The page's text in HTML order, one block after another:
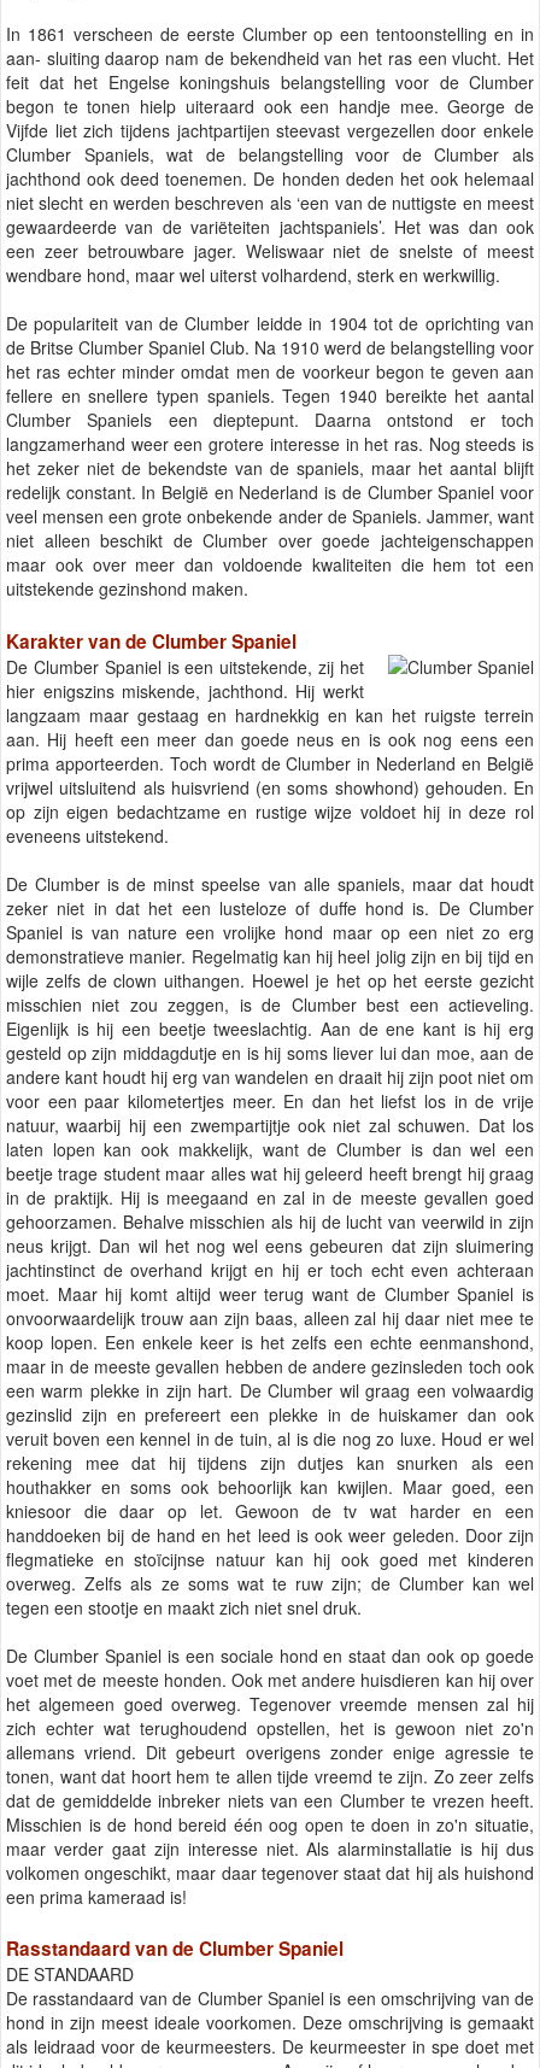
In 1861 verscheen de eerste Clumber op een tentoonstelling en in
aan- sluiting daarop nam de bekendheid van het ras een vlucht. Het
feit dat het Engelse koningshuis belangstelling voor de Clumber
begon te tonen hielp uiteraard ook een handje mee. George de
Vijfde liet zich tijdens jachtpartijen steevast vergezellen door enkele
Clumber Spaniels, wat de belangstelling voor de Clumber als
jachthond ook deed toenemen. De honden deden het ook helemaal
niet slecht en werden beschreven als ‘een van de nuttigste en meest
gewaardeerde van de variëteiten jachtspaniels’. Het was dan ook
een zeer betrouwbare jager. Weliswaar niet de snelste of meest
wendbare hond, maar wel uiterst volhardend, sterk en werkwillig.
De populariteit van de Clumber leidde in 1904 tot de oprichting van
de Britse Clumber Spaniel Club. Na 1910 werd de belangstelling voor
het ras echter minder omdat men de voorkeur begon te geven aan
fellere en snellere typen spaniels. Tegen 1940 bereikte het aantal
Clumber Spaniels een dieptepunt. Daarna ontstond er toch
langzamerhand weer een grotere interesse in het ras. Nog steeds is
het zeker niet de bekendste van de spaniels, maar het aantal blijft
redelijk constant. In België en Nederland is de Clumber Spaniel voor
veel mensen een grote onbekende ander de Spaniels. Jammer, want
niet alleen beschikt de Clumber over goede jachteigenschappen
maar ook over meer dan voldoende kwaliteiten die hem tot een
uitstekende gezinshond maken.
Karakter van de Clumber Spaniel
De Clumber Spaniel is een uitstekende, zij het
hier enigszins miskende, jachthond. Hij werkt
langzaam maar gestaag en hardnekkig en kan het ruigste terrein
aan. Hij heeft een meer dan goede neus en is ook nog eens een
prima apporteerden. Toch wordt de Clumber in Nederland en België
vrijwel uitsluitend als huisvriend (en soms showhond) gehouden. En
op zijn eigen bedachtzame en rustige wijze voldoet hij in deze rol
eveneens uitstekend.
De Clumber is de minst speelse van alle spaniels, maar dat houdt
zeker niet in dat het een lusteloze of duffe hond is. De Clumber
Spaniel is van nature een vrolijke hond maar op een niet zo erg
demonstratieve manier. Regelmatig kan hij heel jolig zijn en bij tijd en
wijle zelfs de clown uithangen. Hoewel je het op het eerste gezicht
misschien niet zou zeggen, is de Clumber best een actieveling.
Eigenlijk is hij een beetje tweeslachtig. Aan de ene kant is hij erg
gesteld op zijn middagdutje en is hij soms liever lui dan moe, aan de
andere kant houdt hij erg van wandelen en draait hij zijn poot niet om
voor een paar kilometertjes meer. En dan het liefst los in de vrije
natuur, waarbij hij een zwempartijtje ook niet zal schuwen. Dat los
laten lopen kan ook makkelijk, want de Clumber is dan wel een
beetje trage student maar alles wat hij geleerd heeft brengt hij graag
in de praktijk. Hij is meegaand en zal in de meeste gevallen goed
gehoorzamen. Behalve misschien als hij de lucht van veerwild in zijn
neus krijgt. Dan wil het nog wel eens gebeuren dat zijn sluimering
jachtinstinct de overhand krijgt en hij er toch echt even achteraan
moet. Maar hij komt altijd weer terug want de Clumber Spaniel is
onvoorwaardelijk trouw aan zijn baas, alleen zal hij daar niet mee te
koop lopen. Een enkele keer is het zelfs een echte eenmanshond,
maar in de meeste gevallen hebben de andere gezinsleden toch ook
een warm plekke in zijn hart. De Clumber wil graag een volwaardig
gezinslid zijn en prefereert een plekke in de huiskamer dan ook
veruit boven een kennel in de tuin, al is die nog zo luxe. Houd er wel
rekening mee dat hij tijdens zijn dutjes kan snurken als een
houthakker en soms ook behoorlijk kan kwijlen. Maar goed, een
kniesoor die daar op let. Gewoon de tv wat harder en een
handdoeken bij de hand en het leed is ook weer geleden. Door zijn
flegmatieke en stoïcijnse natuur kan hij ook goed met kinderen
overweg. Zelfs als ze soms wat te ruw zijn; de Clumber kan wel
tegen een stootje en maakt zich niet snel druk.
De Clumber Spaniel is een sociale hond en staat dan ook op goede
voet met de meeste honden. Ook met andere huisdieren kan hij over
het algemeen goed overweg. Tegenover vreemde mensen zal hij
zich echter wat terughoudend opstellen, het is gewoon niet zo'n
allemans vriend. Dit gebeurt overigens zonder enige agressie te
tonen, want dat hoort hem te allen tijde vreemd te zijn. Zo zeer zelfs
dat de gemiddelde inbreker niets van een Clumber te vrezen heeft.
Misschien is de hond bereid één oog open te doen in zo'n situatie,
maar verder gaat zijn interesse niet. Als alarminstallatie is hij dus
volkomen ongeschikt, maar daar tegenover staat dat hij als huishond
een prima kameraad is!
Rasstandaard van de Clumber Spaniel
DE STANDAARD
De rasstandaard van de Clumber Spaniel is een omschrijving van de
hond in zijn meest ideale voorkomen. Deze omschrijving is gemaakt
als leidraad voor de keurmeesters. De keurmeester in spe doet met